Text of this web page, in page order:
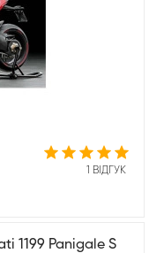
1 ВІДГУК
1199 Panigale S